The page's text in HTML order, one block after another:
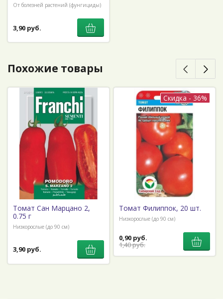
От болезней растений (фунгициды)
3,90 руб.
Похожие товары
Томат Сан Марцано 2,
0.75 г
Низкорослые (до 90 см)
3,90 руб.
Скидка - 36%
Томат Филиппок, 20 шт.
Низкорослые (до 90 см)
0,90 руб.
1,40 руб.